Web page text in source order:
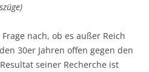
nach, ob es außer Reich
30er Jahren offen gegen den
seiner Recherche ist